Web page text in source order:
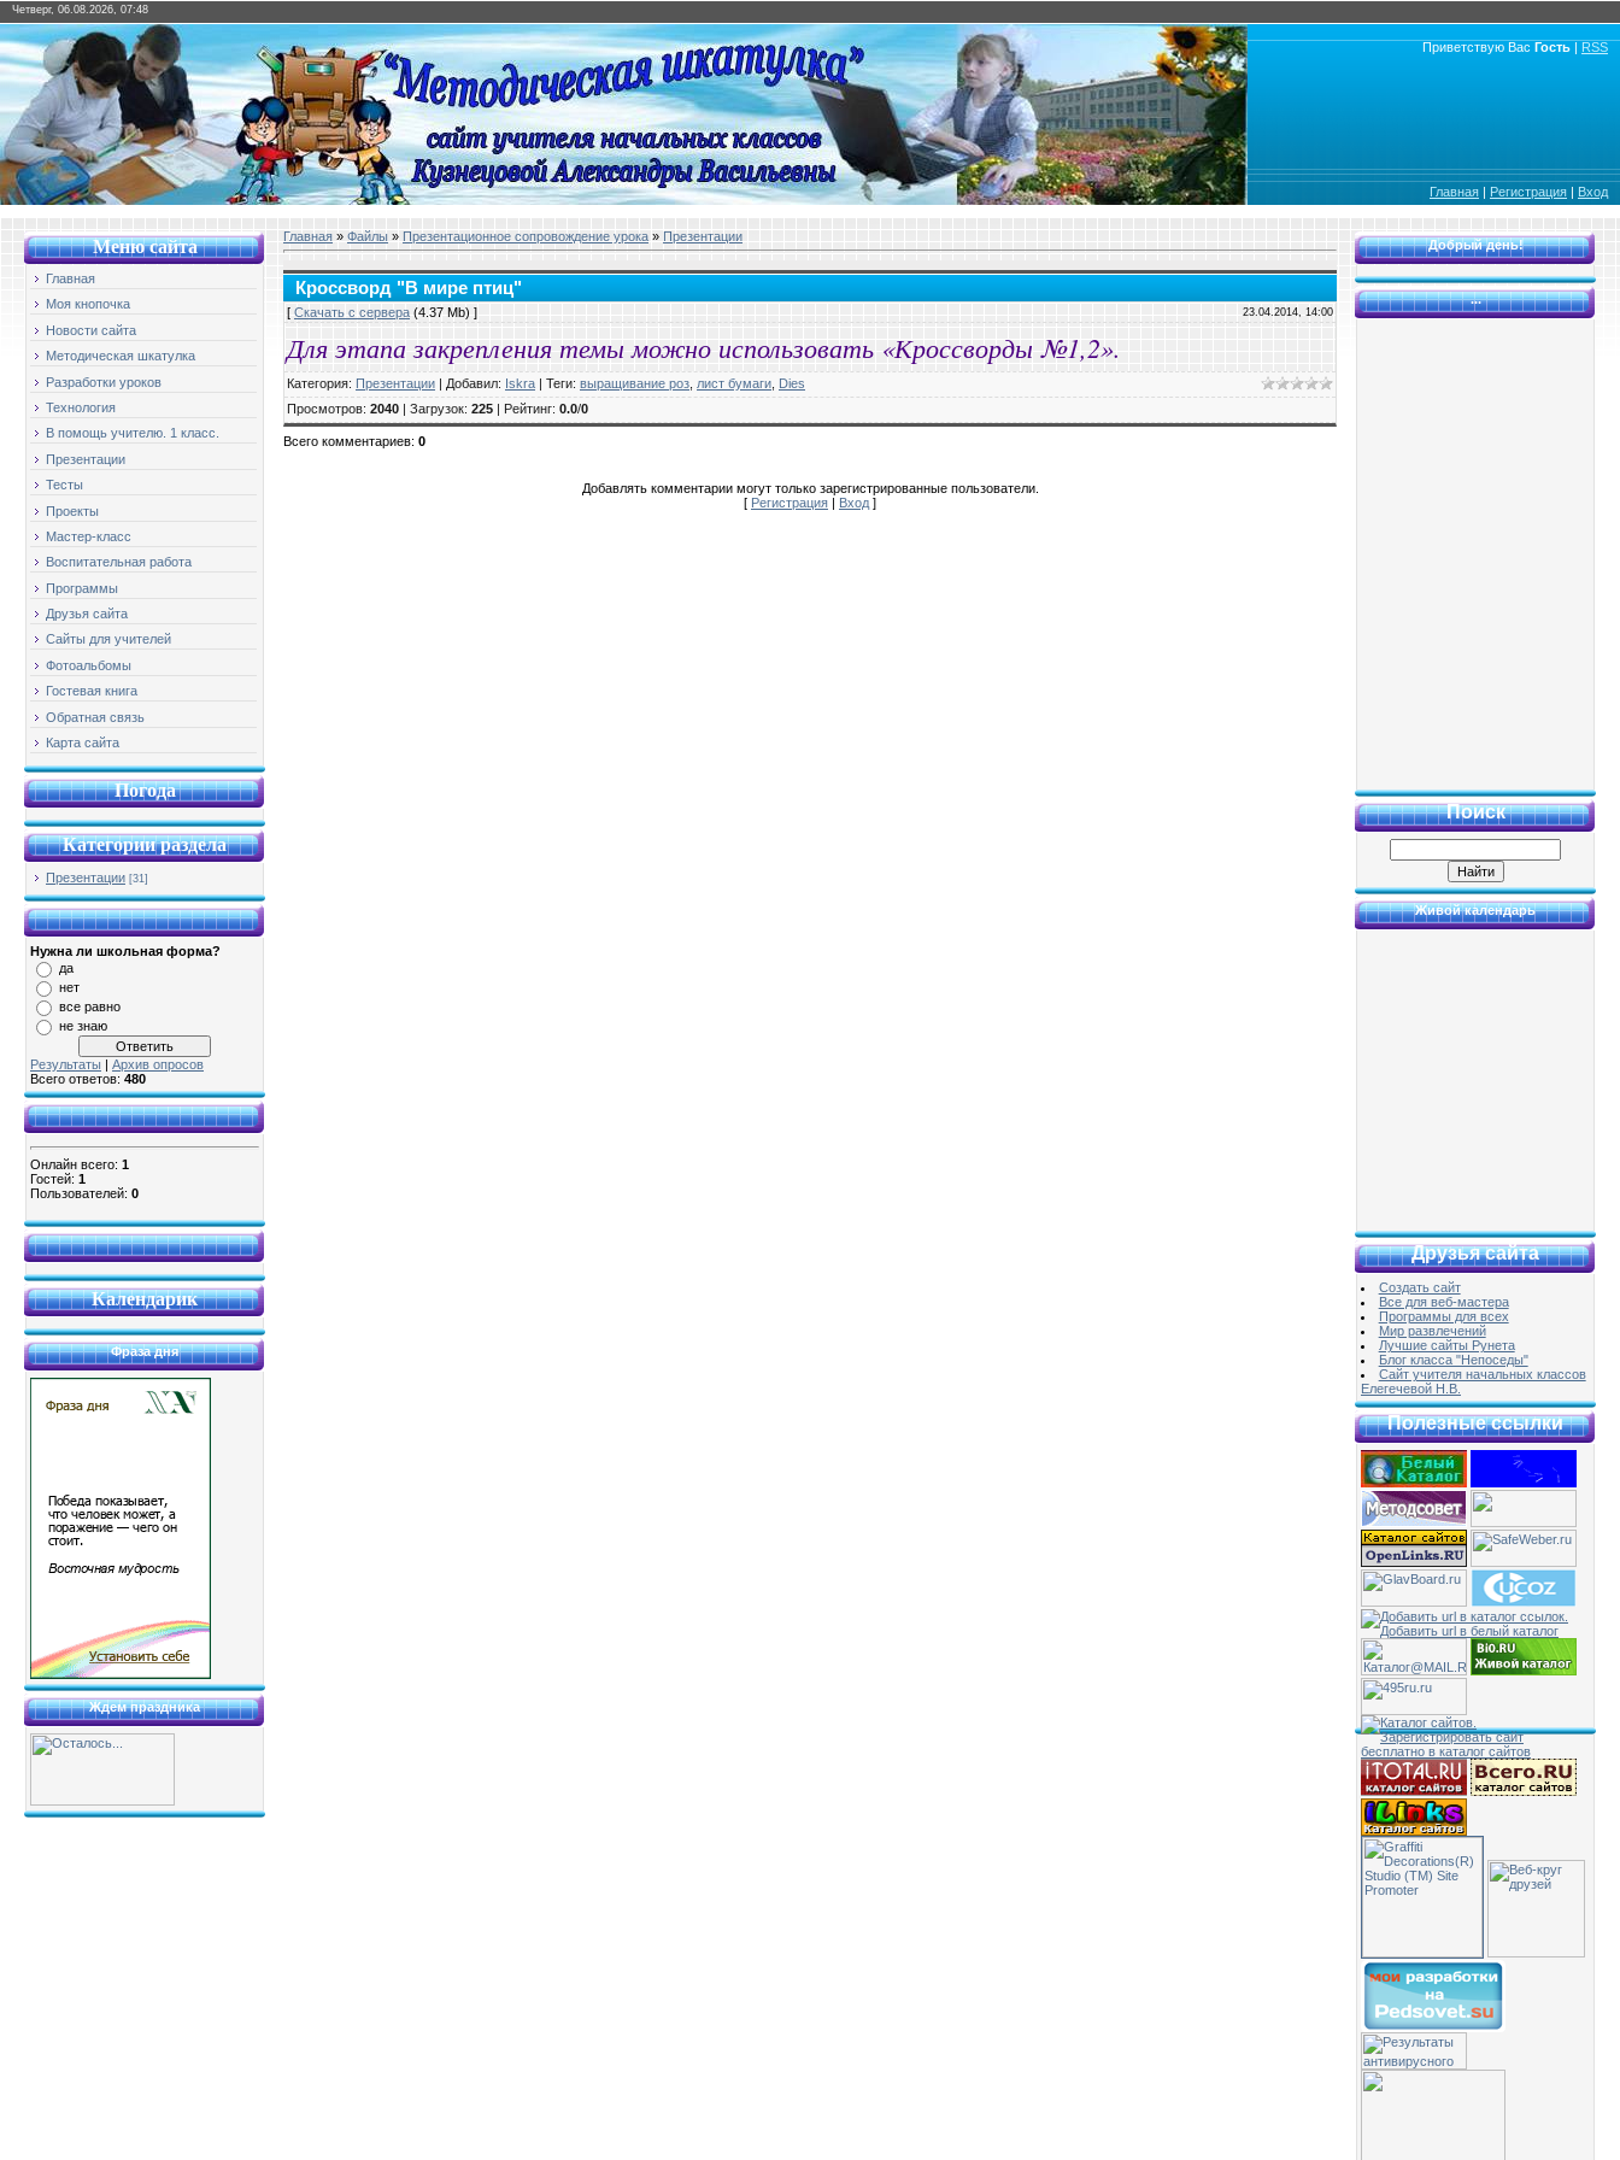
Четверг, 06.08.2026, 07:48
Приветствую Вас Гость | RSS
Главная | Регистрация | Вход
Меню сайта
Главная
Моя кнопочка
Новости сайта
Методическая шкатулка
Разработки уроков
Технология
В помощь учителю. 1 класс.
Презентации
Тесты
Проекты
Мастер-класс
Воспитательная работа
Программы
Друзья сайта
Сайты для учителей
Фотоальбомы
Гостевая книга
Обратная связь
Карта сайта
Погода
Категории раздела
Презентации [31]
Нужна ли школьная форма?
да
нет
все равно
не знаю
Результаты | Архив опросов
Всего ответов: 480
Онлайн всего: 1
Гостей: 1
Пользователей: 0
Календарик
Фраза дня
Ждем праздника
Главная » Файлы » Презентационное сопровождение урока » Презентации
Кроссворд "В мире птиц"
[ Скачать с сервера (4.37 Mb) ] 23.04.2014, 14:00
Для этапа закрепления темы можно использовать «Кроссворды №1,2».
Категория: Презентации | Добавил: Iskra | Теги: выращивание роз лист бумаги Dies
Просмотров: 2040 | Загрузок: 225 | Рейтинг: 0.0/0
Всего комментариев: 0
Добавлять комментарии могут только зарегистрированные пользователи.
[ Регистрация | Вход ]
Добрый день!
...
Поиск
Живой календарь
Друзья сайта
Создать сайт
Все для веб-мастера
Программы для всех
Мир развлечений
Лучшие сайты Рунета
Блог класса "Непоседы"
Сайт учителя начальных классов
Елегечевой Н.В.
Полезные ссылки